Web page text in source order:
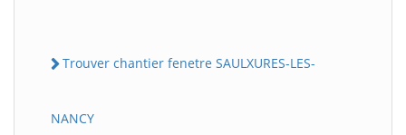
Trouver chantier fenetre SAULXURES-LES-
NANCY